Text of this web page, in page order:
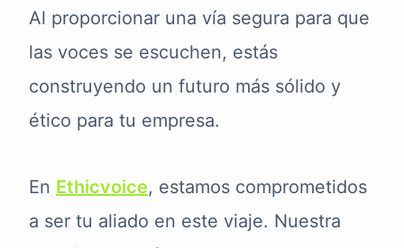
Al proporcionar una vía segura para que
las voces se escuchen, estás
construyendo un futuro más sólido y
ético para tu empresa.
En Ethicvoice, estamos comprometidos
a ser tu aliado en este viaje. Nuestra